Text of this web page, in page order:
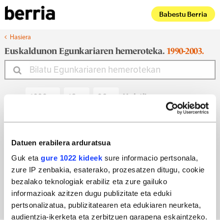
Datuen erabilera arduratsua
Guk eta gure 1022 kideek sure informacio pertsonala,
zure IP zenbakia, esaterako, prozesatzen ditugu, cookie
bezalako teknologiak erabiliz eta zure gailuko
informazioak azitzen dugu publizitate eta eduki
pertsonalizatua, publizitatearen eta edukiaren neurketa,
audientzia-ikerketa eta zerbitzuen garapena eskaintzeko.
Babestu Berria
Hasiera
Euskaldunon Egunkariaren hemeroteka. 1990-2003.
Noiztik
Noiz arte
Bilatu egun bateko edizioa